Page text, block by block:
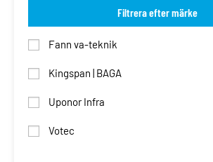
Filtrera efter märke
Fann va-teknik
Kingspan | BAGA
Uponor Infra
Votec